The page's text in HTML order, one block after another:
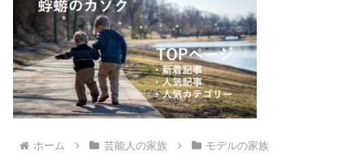
ホーム 芸能人の家族 モデルの家族